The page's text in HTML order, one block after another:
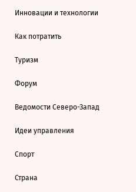
Инновации и технологии
Как потратить
Туризм
Форум
Ведомости Северо-Запад
Идеи управления
Спорт
Страна